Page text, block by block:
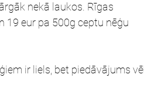
nekā laukos. Rīgas
19 eur pa 500g ceptu nēģu
ir liels, bet piedāvājums vēl